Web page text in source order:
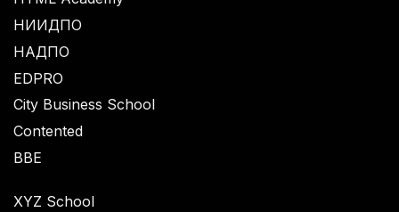
НИИДПО
НАДПО
EDPRO
City Business School
Contented
BBE
XYZ School